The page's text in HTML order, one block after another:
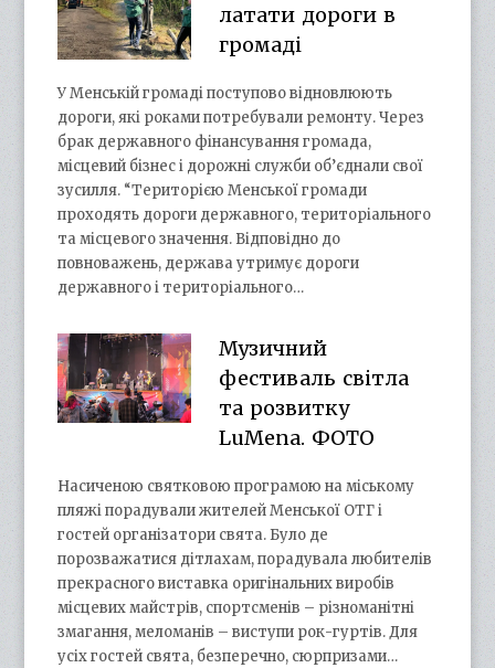
латати дороги в
громаді
У Менській громаді поступово відновлюють
дороги, які роками потребували ремонту. Через
брак державного фінансування громада,
місцевий бізнес і дорожні служби об’єднали свої
зусилля. “Територією Менської громади
проходять дороги державного, територіального
та місцевого значення. Відповідно до
повноважень, держава утримує дороги
державного і територіального…
Музичний
фестиваль світла
та розвитку
LuMena. ФОТО
Насиченою святковою програмою на міському
пляжі порадували жителей Менської ОТГ і
гостей організатори свята. Було де
порозважатися дітлахам, порадувала любителів
прекрасного виставка оригінальних виробів
місцевих майстрів, спортсменів – різноманітні
змагання, меломанів – виступи рок-гуртів. Для
усіх гостей свята, безперечно, сюрпризами…